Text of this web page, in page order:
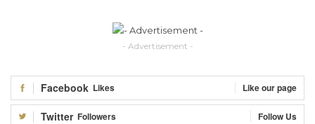
- Advertisement -
Facebook Likes Like our page
Twitter Followers Follow Us